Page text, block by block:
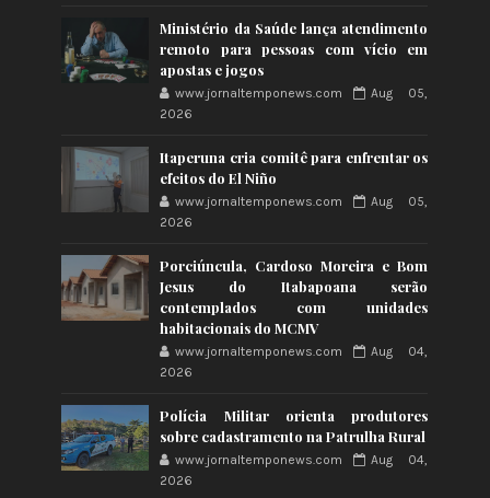
Ministério da Saúde lança atendimento
remoto para pessoas com vício em
apostas e jogos
www.jornaltemponews.com
Aug 05,
2026
Itaperuna cria comitê para enfrentar os
efeitos do El Niño
www.jornaltemponews.com
Aug 05,
2026
Porciúncula, Cardoso Moreira e Bom
Jesus do Itabapoana serão
contemplados com unidades
habitacionais do MCMV
www.jornaltemponews.com
Aug 04,
2026
Polícia Militar orienta produtores
sobre cadastramento na Patrulha Rural
www.jornaltemponews.com
Aug 04,
2026